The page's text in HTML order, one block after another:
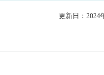
更新日：2024